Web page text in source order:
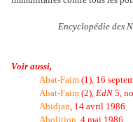
Encyclopédie des
Voir aussi,
Abat-Faim (1), 16
Abat-Faim (2), EdN 5,
Abidjan, 14 avril 1986
Abolition , 4 mai 1986